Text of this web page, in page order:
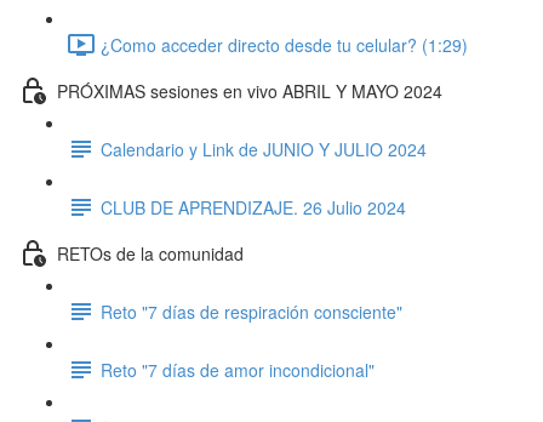
¿Como acceder directo desde tu celular? (1:29)
PRÓXIMAS sesiones en vivo ABRIL Y MAYO 2024
Calendario y Link de JUNIO Y JULIO 2024
CLUB DE APRENDIZAJE. 26 Julio 2024
RETOs de la comunidad
Reto "7 días de respiración consciente"
Reto "7 días de amor incondicional"